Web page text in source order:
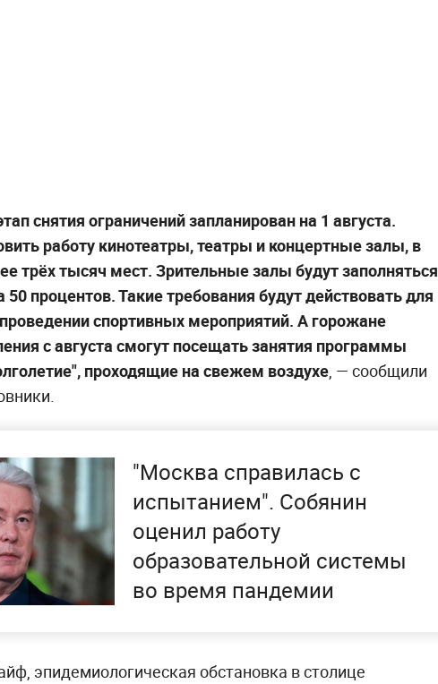
снятия ограничений запланирован на 1 августа.
работу кинотеатры, театры и концертные залы, в
трёх тысяч мест. Зрительные залы будут заполняться
50 процентов. Такие требования будут действовать для
спортивных мероприятий. А горожане
с августа смогут посещать занятия программы
проходящие на свежем воздухе, — сообщили
"Москва справилась с
испытанием". Собянин
оценил работу
образовательной системы
во время пандемии
эпидемиологическая обстановка в столице